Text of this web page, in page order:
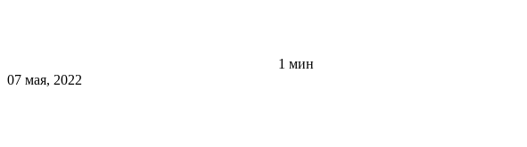
1 мин
07 мая, 2022